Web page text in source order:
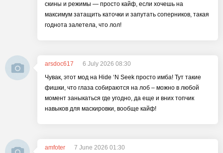
скины и режимы — просто кайф, если хочешь на
максимум затащить каточки и запутать соперников, такая
годнота залетела, что лол!
arsdoc617
6 July 2026 08:30
Чувак, этот мод на Hide ‘N Seek просто имба! Тут такие
фишки, что глаза собираются на лоб – можно в любой
момент заныкаться где угодно, да еще и вних топчик
навыков для маскировки, вообще кайф!
amfoter
7 June 2026 01:30